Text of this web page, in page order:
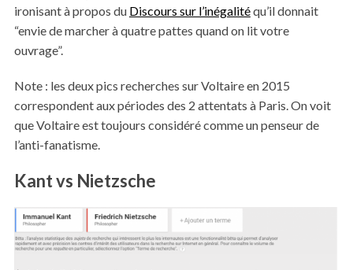
ironisant à propos du Discours sur l’inégalitéqu’il donnait
“envie de marcher à quatre pattes quand on lit votre
ouvrage”.
Note : les deux pics recherches sur Voltaire en 2015
correspondent aux périodes des 2 attentats à Paris. On voit
que Voltaire est toujours considéré comme un penseur de
l’anti-fanatisme.
Kant vs Nietzsche